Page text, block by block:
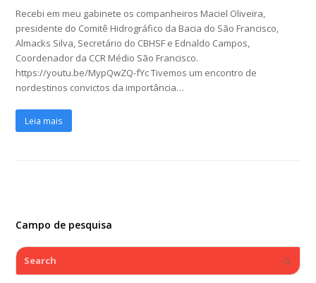
Recebi em meu gabinete os companheiros Maciel Oliveira,
presidente do Comitê Hidrográfico da Bacia do São Francisco,
Almacks Silva, Secretário do CBHSF e Ednaldo Campos,
Coordenador da CCR Médio São Francisco.
https://youtu.be/MypQwZQ-fYc Tivemos um encontro de
nordestinos convictos da importância…
Leia mais
Campo de pesquisa
Search